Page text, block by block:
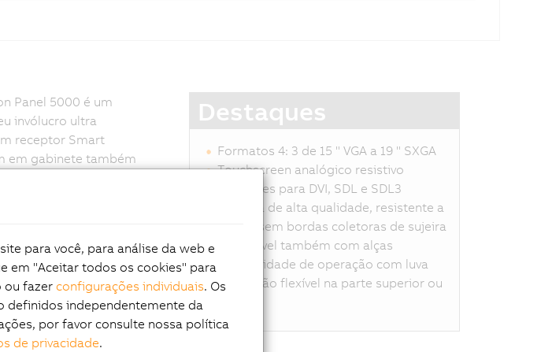
Panel 5000 é um
invólucro ultra
receptor Smart
em gabinete também
Intel Bay Trail e
e quatro núcleos,
embarcados. Todas
eliminaram os
Destaques
Formatos 4: 3 de 15 " VGA a 19 " SXGA
Touchscreen analógico resistivo
Conexões para DVI, SDL e SDL3
Carcaça de alta qualidade, resistente a
riscos, sem bordas coletoras de sujeira
Disponível também com alças
Possíbilidade de operação com luva
Instalação flexível na parte superior ou
para você, para análise da web e
em "Aceitar todos os cookies" para
ou fazer configurações individuais. Os
definidos independentemente da
por favor consulte nossa política
de privacidade.